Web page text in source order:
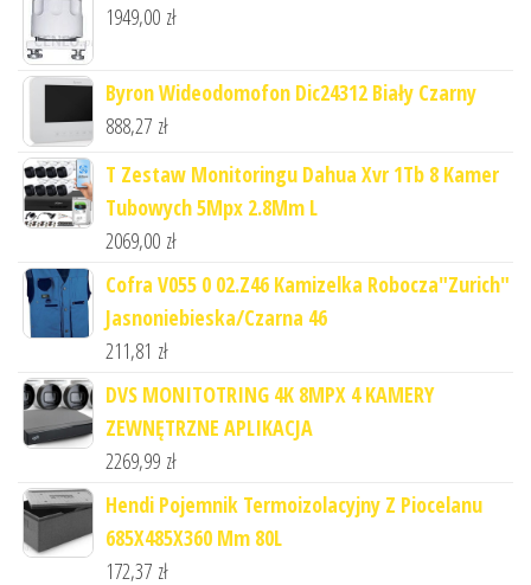
1949,00 zł
Byron Wideodomofon Dic24312 Biały Czarny
888,27 zł
T Zestaw Monitoringu Dahua Xvr 1Tb 8 Kamer
Tubowych 5Mpx 2.8Mm L
2069,00 zł
Cofra V055 0 02.Z46 Kamizelka Robocza"Zurich"
Jasnoniebieska/Czarna 46
211,81 zł
DVS MONITOTRING 4K 8MPX 4 KAMERY
ZEWNĘTRZNE APLIKACJA
2269,99 zł
Hendi Pojemnik Termoizolacyjny Z Piocelanu
685X485X360 Mm 80L
172,37 zł